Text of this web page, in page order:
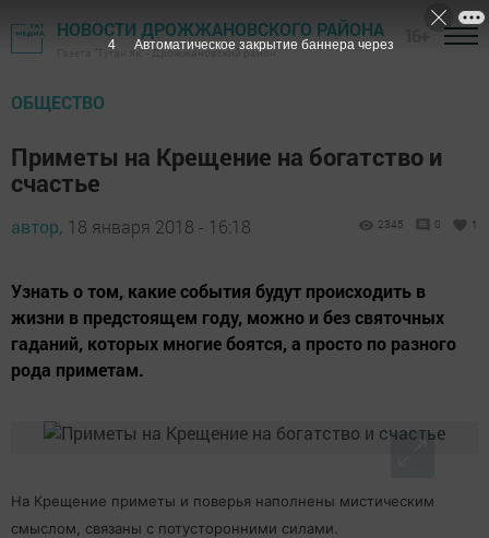
НОВОСТИ ДРОЖЖАНОВСКОГО РАЙОНА
Газета "Туган як" - Дрожжановский район
ОБЩЕСТВО
Приметы на Крещение на богатство и
счастье
автор, 18 января 2018 - 16:18 2345 0 1
Узнать о том, какие события будут происходить в
жизни в предстоящем году, можно и без святочных
гаданий, которых многие боятся, а просто по разного
рода приметам.
На Крещение приметы и поверья наполнены мистическим
смыслом, связаны с потусторонними силами.
3 Автоматическое закрытие баннера через